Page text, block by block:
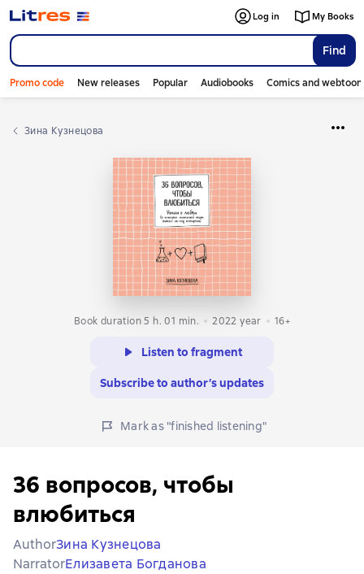
Find
Log in My Books
Promo code New releases Popular Audiobooks Comics and
Зина Кузнецова
Book duration 5 h. 01 min. 2022 year 16+
Listen to fragment
Subscribe to author’s updates
Mark as "finished listening"
36 вопросов, чтобы
влюбиться
AuthorЗина Кузнецова
NarratorЕлизавета Богданова